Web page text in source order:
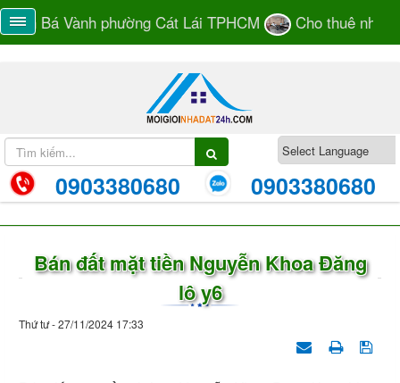
Bá Vành phường Cát Lái TPHCM Cho thuê nhà mặt
0903380680 0903380680
Bán đất mặt tiền Nguyễn Khoa Đăng
lô y6
Thứ tư - 27/11/2024 17:33